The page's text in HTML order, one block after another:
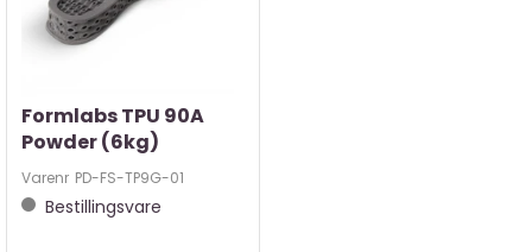
Formlabs TPU 90A
Powder (6kg)
Varenr PD-FS-TP9G-01
Bestillingsvare